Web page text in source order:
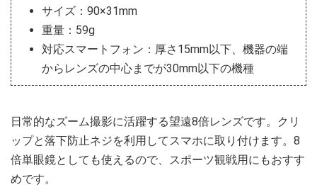
サイズ：90×31mm
重量：59g
対応スマートフォン：厚さ15mm以下、機器の端
からレンズの中心までが30mm以下の機種
日常的なズーム撮影に活躍する望遠8倍レンズです。クリ
ップと落下防止ネジを利用してスマホに取り付けます。8
倍単眼鏡としても使えるので、スポーツ観戦用にもおすす
めです。